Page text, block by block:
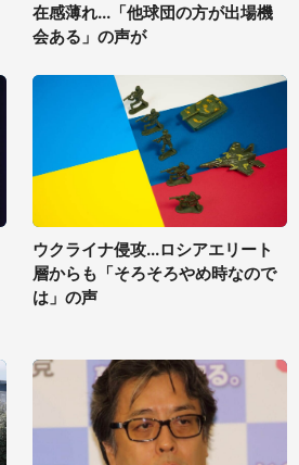
在感薄れ...「他球団の方が出場機
会ある」の声が
ウクライナ侵攻...ロシアエリート
層からも「そろそろやめ時なので
は」の声